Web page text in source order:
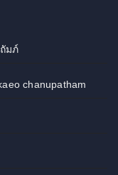
มภ์
chanupatham